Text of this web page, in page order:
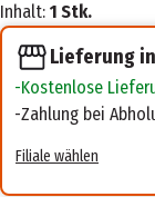
Inhalt: 1 Stk.
Lieferung
Kostenlose
Zahlung bei
Filiale wählen